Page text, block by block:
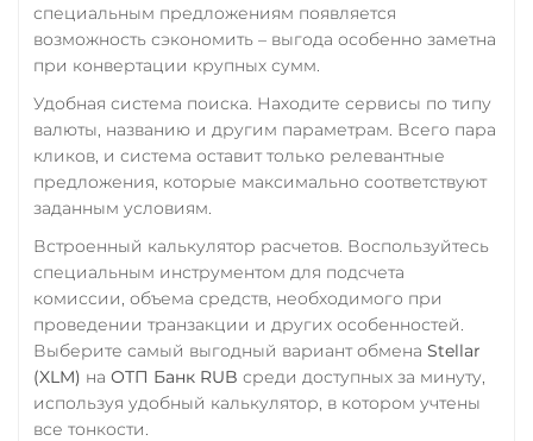
USD Coin (USDC)
CRONOS
ARB
OP
BASE
RONIN
NEAR
XLM
VeChain (VET)
Verge (XVG)
WAVES
Wrapped Bitcoin (WBTC)
ERC20 AVAXC
Центр Кредит KZT
Элкарт KGS
специальным предложениям появляется
возможность сэкономить – выгода особенно заметна
при конвертации крупных сумм.
Удобная система поиска. Находите сервисы по типу
валюты, названию и другим параметрам. Всего пара
кликов, и система оставит только релевантные
предложения, которые максимально соответствуют
заданным условиям.
Встроенный калькулятор расчетов. Воспользуйтесь
специальным инструментом для подсчета
комиссии, объема средств, необходимого при
проведении транзакции и других особенностей.
Выберите самый выгодный вариант обмена Stellar
(XLM) на ОТП Банк RUB среди доступных за минуту,
используя удобный калькулятор, в котором учтены
все тонкости.